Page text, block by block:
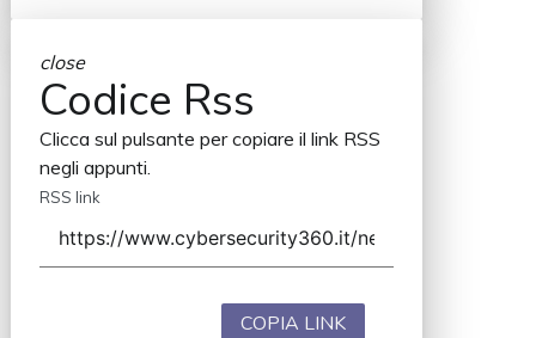
close
Codice Rss
Clicca sul pulsante per copiare il link RSS
negli appunti.
RSS link
COPIA LINK